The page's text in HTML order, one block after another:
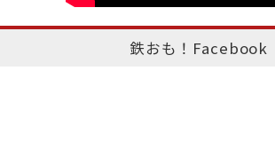
鉄おも！Facebook